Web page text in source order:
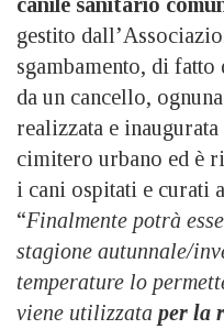
gestito
sgambamento, di
da un cancello,
realizzata e
cimitero urbano ed è
i cani ospitati e curati
“Finalmente potrà
stagione autunnale/
temperature lo
viene utilizzata per la